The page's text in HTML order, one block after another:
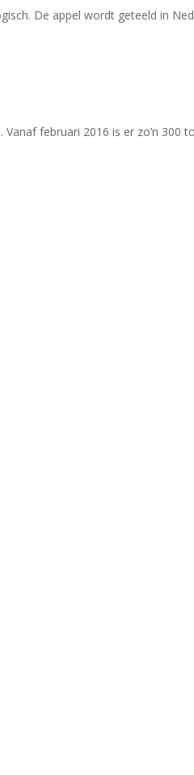
De appel wordt geteeld in
februari 2016 is er zo’n